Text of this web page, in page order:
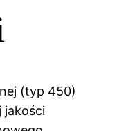
(typ 450)
jakości